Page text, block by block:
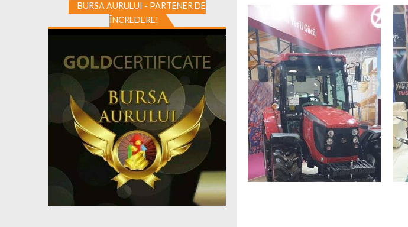
BURSA AURULUI - PARTENER DE
ÎNCREDERE!